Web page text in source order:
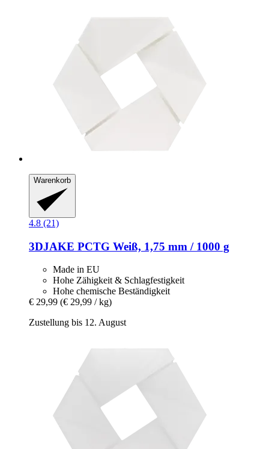
Warenkorb
4.8 (21)
3DJAKE PCTG Weiß, 1,75 mm / 1000 g
Made in EU
Hohe Zähigkeit & Schlagfestigkeit
Hohe chemische Beständigkeit
€ 29,99 (€ 29,99 / kg)
Zustellung bis 12. August